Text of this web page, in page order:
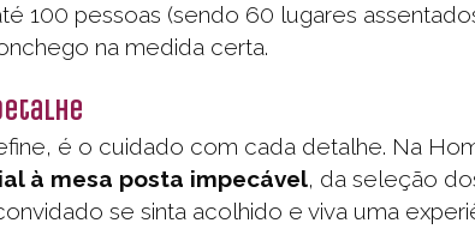
100 pessoas (sendo 60 lugares
na medida certa.
é o cuidado com cada detalhe. Na
à mesa posta impecável, da seleção
se sinta acolhido e viva uma